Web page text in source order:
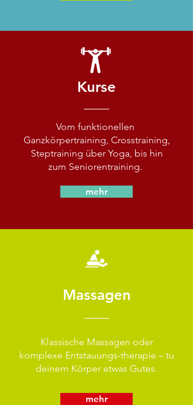
Kurse
Vom funktionellen
Ganzkörpertraining, Crosstraining,
Steptraining über Yoga, bis hin
zum Seniorentraining.
mehr
Massagen
Klassische Massagen oder
komplexe Entstauungs-therapie​​ – tu
deinem Körper etwas Gutes.
mehr